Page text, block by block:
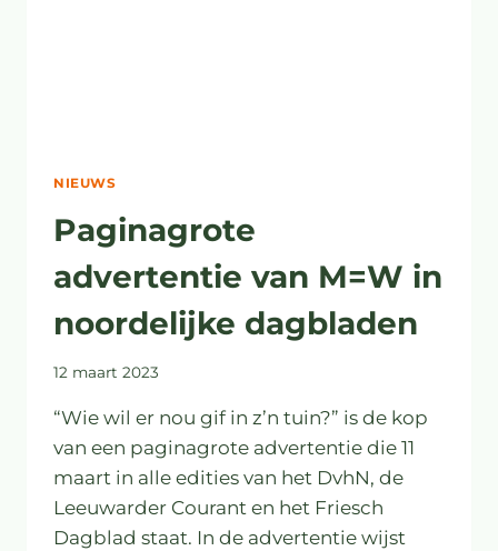
NIEUWS
Paginagrote
advertentie van M=W in
noordelijke dagbladen
12 maart 2023
“Wie wil er nou gif in z’n tuin?” is de kop
van een paginagrote advertentie die 11
maart in alle edities van het DvhN, de
Leeuwarder Courant en het Friesch
Dagblad staat. In de advertentie wijst